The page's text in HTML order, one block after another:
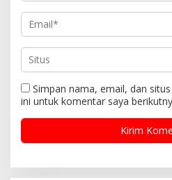
Simpan nama, email, dan
ini untuk komentar saya